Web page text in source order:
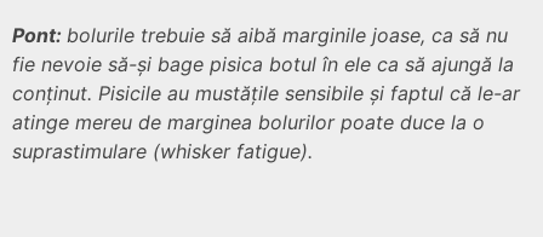
Pont: bolurile trebuie să aibă marginile joase, ca să nu
fie nevoie să-și bage pisica botul în ele ca să ajungă la
conținut. Pisicile au mustățile sensibile și faptul că le-ar
atinge mereu de marginea bolurilor poate duce la o
suprastimulare (whisker fatigue).